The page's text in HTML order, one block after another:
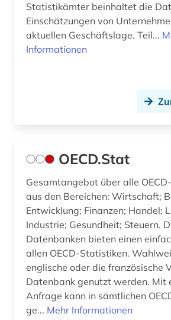
internationales steuerrecht (2)
investment-firma (1)
landwirtschaftsstatistik (1)
lohn (4)
migrant (1)
migration (4)
mindestlohn (1)
mitgliedsstaaten (7)
mitgliedstaaten (1)
oecd (60)
Statistikämter beinhaltet die
Einschätzungen von
aktuellen Geschäftslage. Teil...
Informationen
OECD.Stat
Gesamtangebot über alle
aus den Bereichen: Wirtschaft; Bildung; Energie;
Entwicklung; Finanzen; Handel;
Industrie; Gesundheit; Steuern.
Datenbanken bieten einen
allen OECD-Statistiken.
englische oder die französische
Datenbank genutzt werden. Mit
Anfrage kann in sämtlichen
ge... Mehr Informationen